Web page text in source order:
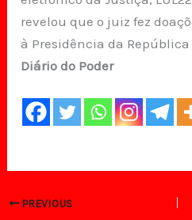
revelou que o juiz fez
à Presidência da República
Diário do Poder
PREVIOUS